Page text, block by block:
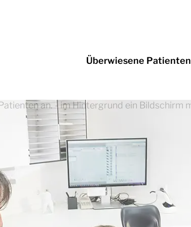
Überwiesene Patienten